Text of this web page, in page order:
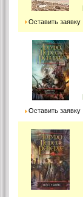
Оставить заявку
Оставить заявку